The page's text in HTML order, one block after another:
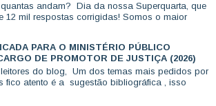
andam? Dia da nossa Superquarta, que
12 mil respostas corrigidas! Somos o maior
PARA O MINISTÉRIO PÚBLICO
DE PROMOTOR DE JUSTIÇA (2026)
do blog, Um dos temas mais pedidos por
fico atento é a sugestão bibliográfica , isso